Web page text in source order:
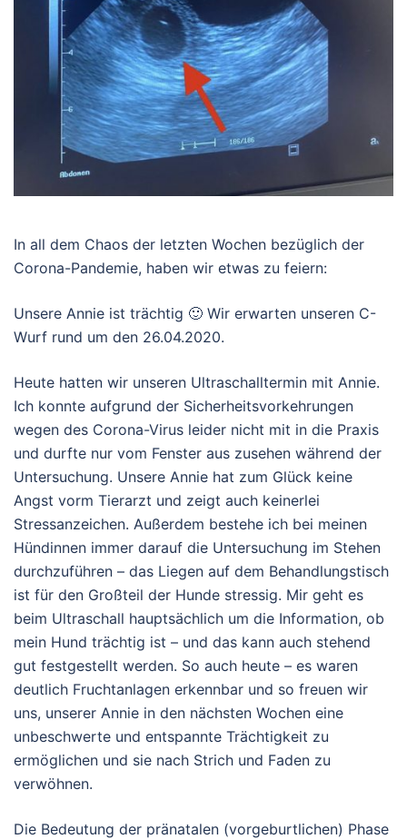
In all dem Chaos der letzten Wochen bezüglich der
Corona-Pandemie, haben wir etwas zu feiern:
Unsere Annie ist trächtig 🙂 Wir erwarten unseren C-
Wurf rund um den 26.04.2020.
Heute hatten wir unseren Ultraschalltermin mit Annie.
Ich konnte aufgrund der Sicherheitsvorkehrungen
wegen des Corona-Virus leider nicht mit in die Praxis
und durfte nur vom Fenster aus zusehen während der
Untersuchung. Unsere Annie hat zum Glück keine
Angst vorm Tierarzt und zeigt auch keinerlei
Stressanzeichen. Außerdem bestehe ich bei meinen
Hündinnen immer darauf die Untersuchung im Stehen
durchzuführen – das Liegen auf dem Behandlungstisch
ist für den Großteil der Hunde stressig. Mir geht es
beim Ultraschall hauptsächlich um die Information, ob
mein Hund trächtig ist – und das kann auch stehend
gut festgestellt werden. So auch heute – es waren
deutlich Fruchtanlagen erkennbar und so freuen wir
uns, unserer Annie in den nächsten Wochen eine
unbeschwerte und entspannte Trächtigkeit zu
ermöglichen und sie nach Strich und Faden zu
verwöhnen.
Die Bedeutung der pränatalen (vorgeburtlichen) Phase